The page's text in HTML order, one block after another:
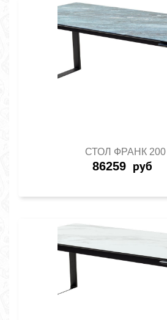
СТОЛ ФРАНК 200
86259 руб